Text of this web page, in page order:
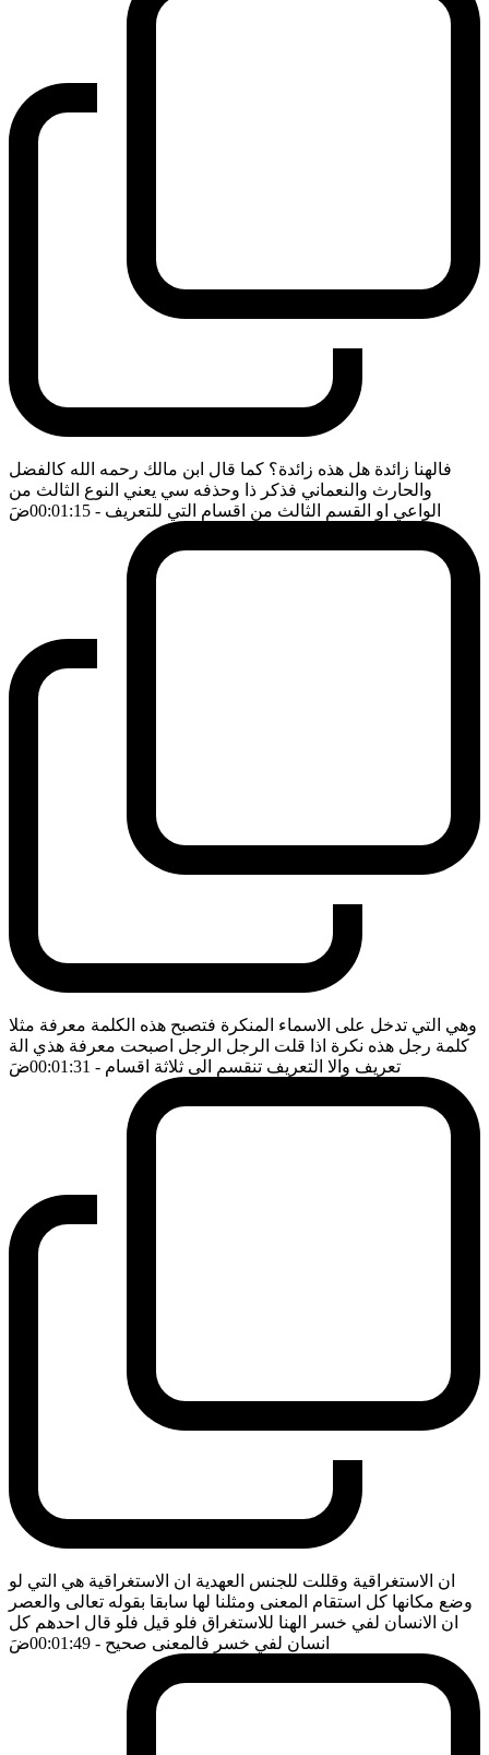
فالهنا زائدة هل هذه زائدة؟ كما قال ابن مالك رحمه الله كالفضل
والحارث والنعماني فذكر ذا وحذفه سي يعني النوع الثالث من
الواعي او القسم الثالث من اقسام التي للتعريف - 00:01:15 ضَ
وهي التي تدخل على الاسماء المنكرة فتصبح هذه الكلمة معرفة مثلا
كلمة رجل هذه نكرة اذا قلت الرجل الرجل اصبحت معرفة هذي الة
تعريف والا التعريف تنقسم الى ثلاثة اقسام - 00:01:31 ضَ
ان الاستغراقية وقللت للجنس العهدية ان الاستغراقية هي التي لو
وضع مكانها كل استقام المعنى ومثلنا لها سابقا بقوله تعالى والعصر
ان الانسان لفي خسر الهنا للاستغراق فلو قيل فلو قال احدهم كل
انسان لفي خسر فالمعنى صحيح - 00:01:49 ضَ